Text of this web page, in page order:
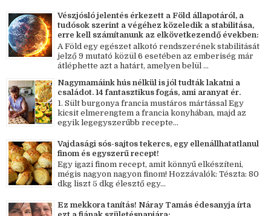
Vészjósló jelentés érkezett a Föld állapotáról, a
tudósok szerint a végéhez közeledik a stabilitása,
erre kell számítanunk az elkövetkezendő években:
A Föld egy egészet alkotó rendszerének stabilitását
jelző 9 mutató közül 6 esetében az emberiség már
átléphette azt a határt, amelyen belül ...
Nagymamáink hús nélkül is jól tudták lakatni a
családot. 14 fantasztikus fogás, ami aranyat ér.
1. Sült burgonya francia mustáros mártással Egy
kicsit elmerengtem a francia konyhában, majd az
egyik legegyszerűbb recepte...
Vajdasági sós-sajtos tekercs, egy ellenállhatatlanul
finom és egyszerű recept!
Egy igazi finom recept, amit könnyű elkészíteni,
mégis nagyon nagyon finom! Hozzávalók: Tészta: 80
dkg liszt 5 dkg élesztő egy...
Ez mekkora tanítás! Náray Tamás édesanyja írta